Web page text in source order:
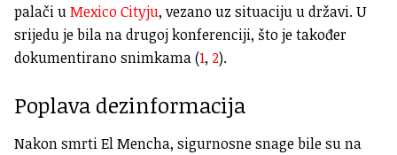
palači uMexico Cityju, vezano uz situaciju u državi. U
srijedu je bila na drugoj konferenciji, što je također
dokumentirano snimkama (1, 2).
Poplava dezinformacija
Nakon smrti El Mencha, sigurnosne snage bile su na